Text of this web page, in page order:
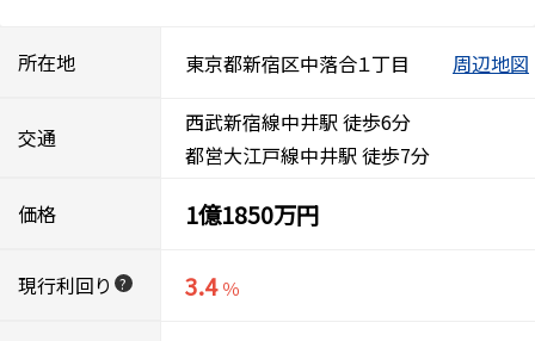
所在地 東京都新宿区中落合１丁目 周辺地図
交通
西武新宿線中井駅 徒歩6分
都営大江戸線中井駅 徒歩7分
価格 1億1850万円
現行利回り ? 3.4 ％